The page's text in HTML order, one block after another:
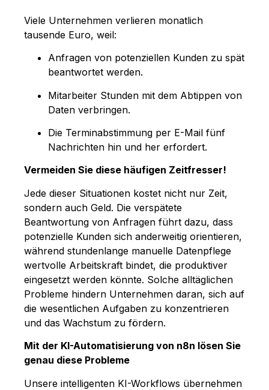
Viele Unternehmen verlieren monatlich
tausende Euro, weil:
Anfragen von potenziellen Kunden zu spät
beantwortet werden.
Mitarbeiter Stunden mit dem Abtippen von
Daten verbringen.
Die Terminabstimmung per E-Mail fünf
Nachrichten hin und her erfordert.
Vermeiden Sie diese häufigen Zeitfresser!
Jede dieser Situationen kostet nicht nur Zeit,
sondern auch Geld. Die verspätete
Beantwortung von Anfragen führt dazu, dass
potenzielle Kunden sich anderweitig orientieren,
während stundenlange manuelle Datenpflege
wertvolle Arbeitskraft bindet, die produktiver
eingesetzt werden könnte. Solche alltäglichen
Probleme hindern Unternehmen daran, sich auf
die wesentlichen Aufgaben zu konzentrieren
und das Wachstum zu fördern.
Mit der KI-Automatisierung von n8n lösen Sie
genau diese Probleme
Unsere intelligenten KI-Workflows übernehmen